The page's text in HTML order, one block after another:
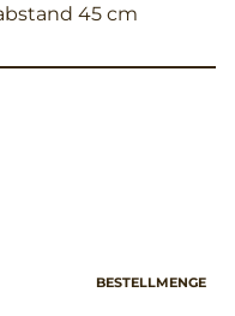
45 cm
BESTELLMENGE